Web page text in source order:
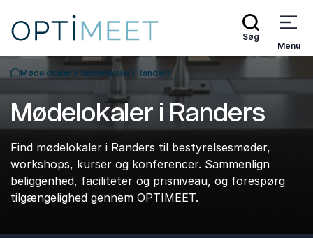
Søg
Menu
Tilbage til forsiden
Mødelokaler Mødelokaler i Randers
Mødelokaler i Randers
Find mødelokaler i Randers til bestyrelsesmøder,
workshops, kurser og konferencer. Sammenlign
beliggenhed, faciliteter og prisniveau, og forespørg
tilgængelighed gennem OPTIMEET.